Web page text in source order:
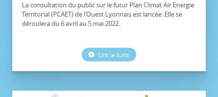
La consultation du public sur le futur Plan Climat Air Energie
Territorial (PCAET) de l’Ouest Lyonnais est lancée. Elle se
déroulera du 6 avril au 5 mai 2022.
Lire la suite